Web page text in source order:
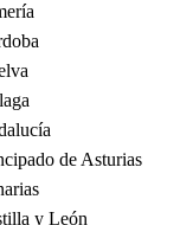
de Asturias
y León